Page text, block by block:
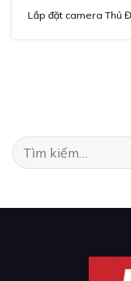
Lắp đặt camera Thủ
Tìm
kiếm: